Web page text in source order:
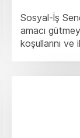
Sosyal-İş
amacı
koşullarını